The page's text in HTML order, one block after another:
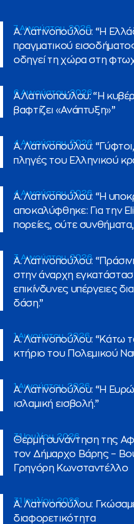
7 Αυγούστου, 2026
Α. Λατινοπούλου: “Η
πραγματικού
οδηγεί τη χώρα στη
6 Αυγούστου, 2026
Α.Λατινοπούλου: “Η
βαφτίζει «Ανάπτυξη»”
4 Αυγούστου, 2026
Α. Λατινοπούλου:
πληγές του Ελληνικού
4 Αυγούστου, 2026
Α. Λατινοπούλου: “Η
αποκαλύφθηκε: Για την
πορείες, ούτε
3 Αυγούστου, 2026
Α. Λατινοπούλου:
στην άναρχη
επικίνδυνες υπέργειες
δάση.”
1 Αυγούστου, 2026
Α. Λατινοπούλου: “Κάτω
κτήριο του Πολεμικού
1 Αυγούστου, 2026
A. Λατινοπούλου: “Η
ισλαμική εισβολή.”
31 Ιουλίου, 2026
Θερμή συνάντηση της
τον Δήμαρχο Βάρης –
Γρηγόρη Κωνσταντέλλο
31 Ιουλίου, 2026
Α. Λατινοπούλου:
διαφορετικότητα